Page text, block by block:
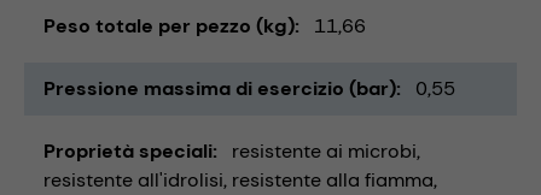
Peso totale per pezzo (kg) 11,66
Pressione massima di esercizio (bar) 0,55
Proprietà speciali
resistente ai microbi
resistente all'idrolisi resistente alla fiamma